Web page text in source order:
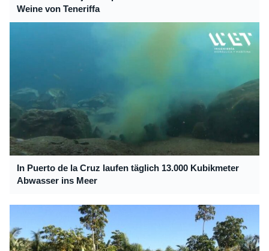
Weine von Teneriffa
In Puerto de la Cruz laufen täglich 13.000 Kubikmeter
Abwasser ins Meer